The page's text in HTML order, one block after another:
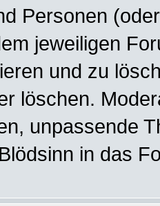
Personen
jeweiligen
und zu
löschen.
unpassende
in das